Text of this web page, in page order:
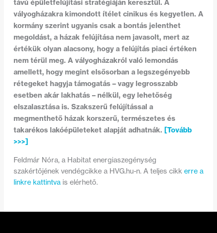
távú épületfelújítási stratégiáján keresztül. A
vályogházakra kimondott ítélet cinikus és kegyetlen. A
kormány szerint ugyanis csak a bontás jelenthet
megoldást, a házak felújítása nem javasolt, mert az
értékük olyan alacsony, hogy a felújítás piaci értéken
nem térül meg. A vályogházakról való lemondás
amellett, hogy megint elsősorban a legszegényebb
rétegeket hagyja támogatás – vagy legrosszabb
esetben akár lakhatás – nélkül, egy lehetőség
elszalasztása is. Szakszerű felújítással a
megmenthető házak korszerű, természetes és
takarékos lakóépületeket alapját adhatnák. [Tovább
>>>]
Feldmár Nóra, a Habitat energiaszegénység
szakértőjének vendégcikke a HVG.hu-n. A teljes cikk erre a
linkre kattintvais elérhető.